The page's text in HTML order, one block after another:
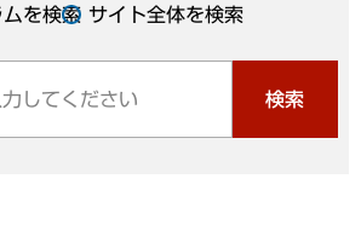
を検索 サイト全体を検索
検索